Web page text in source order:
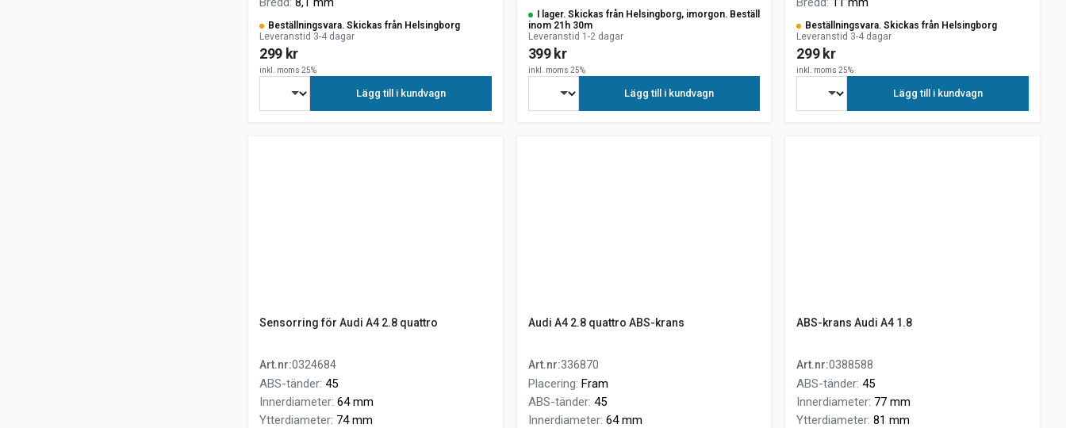
Beställningsvara. Skickas från Helsingborg
Leveranstid 3-4 dagar
299 kr
inkl. moms 25%
Lägg till i kundvagn
I lager. Skickas från Helsingborg, imorgon. Beställ
inom 21h 30m
Leveranstid 1-2 dagar
399 kr
inkl. moms 25%
Lägg till i kundvagn
Beställningsvara. Skickas från Helsingborg
Leveranstid 3-4 dagar
299 kr
inkl. moms 25%
Lägg till i kundvagn
Sensorring för Audi A4 2.8 quattro
Art.nr:0324684
ABS-tänder: 45
Innerdiameter: 64 mm
Ytterdiameter: 74 mm
Audi A4 2.8 quattro ABS-krans
Art.nr:336870
Placering: Fram
ABS-tänder: 45
Innerdiameter: 64 mm
ABS-krans Audi A4 1.8
Art.nr:0388588
ABS-tänder: 45
Innerdiameter: 77 mm
Ytterdiameter: 81 mm